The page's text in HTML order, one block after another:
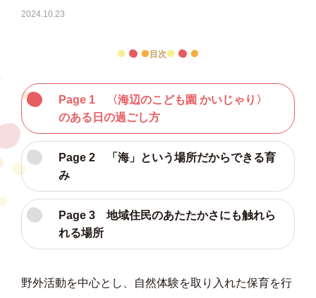
2024.10.23
目次
Page 1 〈海辺のこども園 かいじゃり〉
のある日の過ごし方
Page 2 「海」という場所だからできる育
み
Page 3 地域住民のあたたかさにも触れら
れる場所
野外活動を中心とし、自然体験を取り入れた保育を行